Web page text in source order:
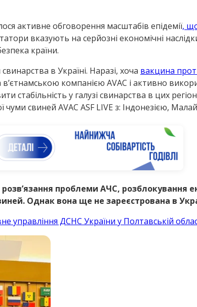
активне обговорення масштабів епідемії,
вказують на серйозні економічні
країни.
в Україні. Наразі, хоча вакцина
компанією AVAC і активно
стабільність у галузі свинарства в цих
свиней AVAC ASF LIVE з: Індонезією,
проблеми АЧС, розблокування
Однак вона ще не зареєстрована в
управління ДСНС України у Полтавській